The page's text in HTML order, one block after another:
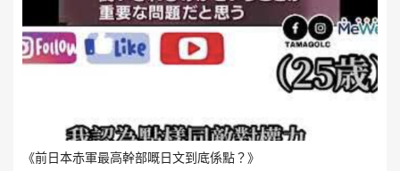
《前日本赤軍最高幹部嘅日文到底係點？》